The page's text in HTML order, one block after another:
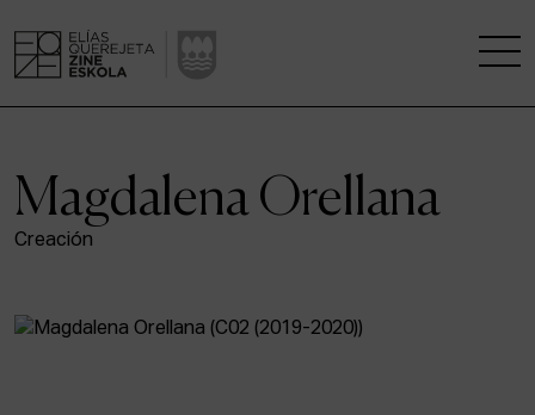
CENTRO DE INVESTIGACIÓN
KINOFABRIKA
Magdalena Orellana
Creación